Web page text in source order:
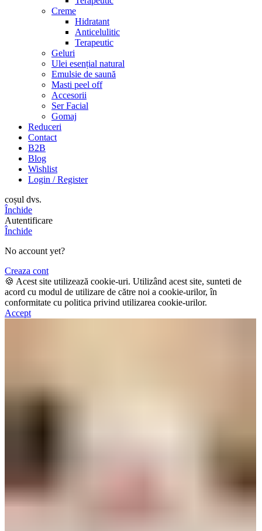
Creme
Hidratant
Anticelulitic
Terapeutic
Geluri
Ulei esențial natural
Emulsie de saună
Masti peel off
Accesorii
Ser Facial
Gomaj
Reduceri
Contact
B2B
Blog
Wishlist
Login / Register
coșul dvs.
Închide
Autentificare
Închide
No account yet?
Creaza cont
🍪 Acest site utilizează cookie-uri. Utilizând acest site, sunteti de
acord cu modul de utilizare de către noi a cookie-urilor, în
conformitate cu politica privind utilizarea cookie-urilor.
Accept